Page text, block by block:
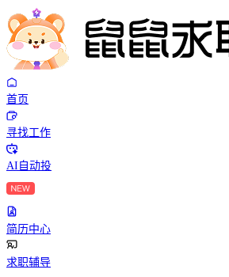
首页
寻找工作
AI自动投
简历中心
求职辅导